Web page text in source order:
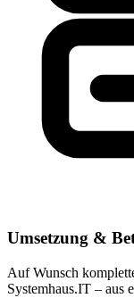
Umsetzung &
Auf Wunsch
Systemhaus.IT – aus